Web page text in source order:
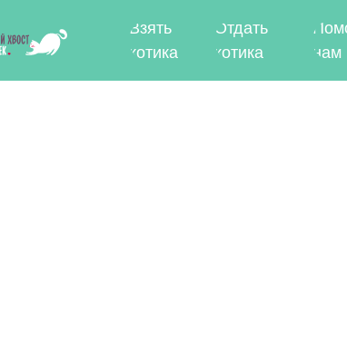
котика
Отдать
котика
Помочь
нам